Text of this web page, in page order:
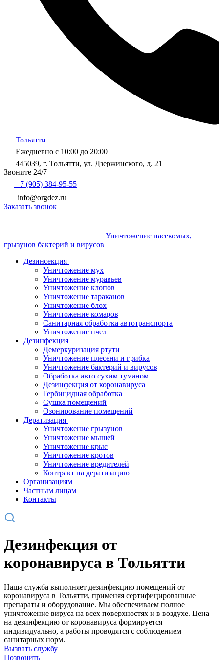
Тольятти
Ежедневно с 10:00 до 20:00
445039, г. Тольятти, ул. Дзержинского, д. 21
Звоните 24/7
+7 (905) 384-95-55
info@orgdez.ru
Заказать звонок
Уничтожение насекомых,
грызунов бактерий и вирусов
Дезинсекция
Уничтожение мух
Уничтожение муравьев
Уничтожение клопов
Уничтожение тараканов
Уничтожение блох
Уничтожение комаров
Санитарная обработка автотранспорта
Уничтожение пчел
Дезинфекция
Демеркуризация ртути
Уничтожение плесени и грибка
Уничтожение бактерий и вирусов
Обработка авто сухим туманом
Дезинфекция от коронавируса
Гербицидная обработка
Сушка помещений
Озонирование помещений
Дератизация
Уничтожение грызунов
Уничтожение мышей
Уничтожение крыс
Уничтожение кротов
Уничтожение вредителей
Контракт на дератизацию
Организациям
Частным лицам
Контакты
Дезинфекция от
коронавируса в Тольятти
Наша служба выполняет дезинфекцию помещений от
коронавируса в Тольятти, применяя сертифицированные
препараты и оборудование. Мы обеспечиваем полное
уничтожение вируса на всех поверхностях и в воздухе. Цена
на дезинфекцию от коронавируса формируется
индивидуально, а работы проводятся с соблюдением
санитарных норм.
Вызвать службу
Позвонить